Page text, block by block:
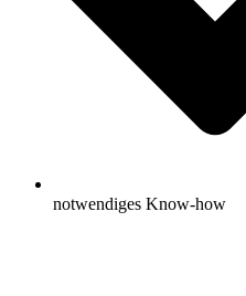
notwendiges Know-how